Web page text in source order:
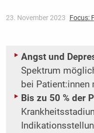
23. November 2023 Focus:
Angst und
Spektrum
bei
Bis zu 50 % der